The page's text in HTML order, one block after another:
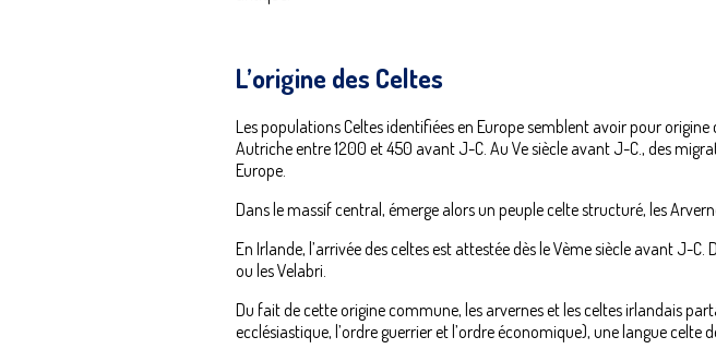
L’origine des Celtes
Les populations Celtes identifiées en Europe semblent avoir pour
Autriche entre 1200 et 450 avant J-C. Au Ve siècle avant J-C., des
Europe.
Dans le massif central, émerge alors un peuple celte structuré, les
En Irlande, l’arrivée des celtes est attestée dès le Vème siècle avant J-
ou les Velabri.
Du fait de cette origine commune, les arvernes et les celtes irlandais
ecclésiastique, l’ordre guerrier et l’ordre économique), une langue celte